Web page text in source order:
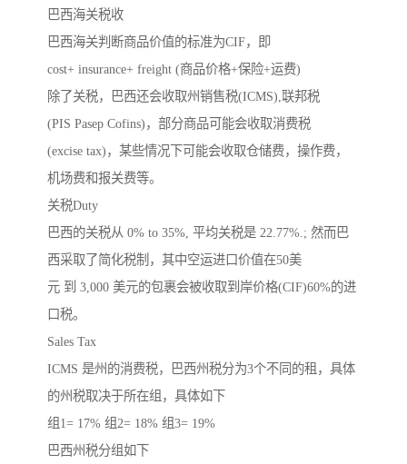
巴西海关税收
巴西海关判断商品价值的标准为CIF，即
cost+ insurance+ freight (商品价格+保险+运费)
除了关税，巴西还会收取州销售税(ICMS),联邦税
(PIS Pasep Cofins)，部分商品可能会收取消费税
(excise tax)，某些情况下可能会收取仓储费，操作费，
机场费和报关费等。
关税Duty
巴西的关税从 0% to 35%, 平均关税是 22.77%.; 然而巴
西采取了简化税制，其中空运进口价值在50美
元 到 3,000 美元的包裹会被收取到岸价格(CIF)60%的进
口税。
Sales Tax
ICMS 是州的消费税，巴西州税分为3个不同的租，具体
的州税取决于所在组，具体如下
组1= 17% 组2= 18% 组3= 19%
巴西州税分组如下